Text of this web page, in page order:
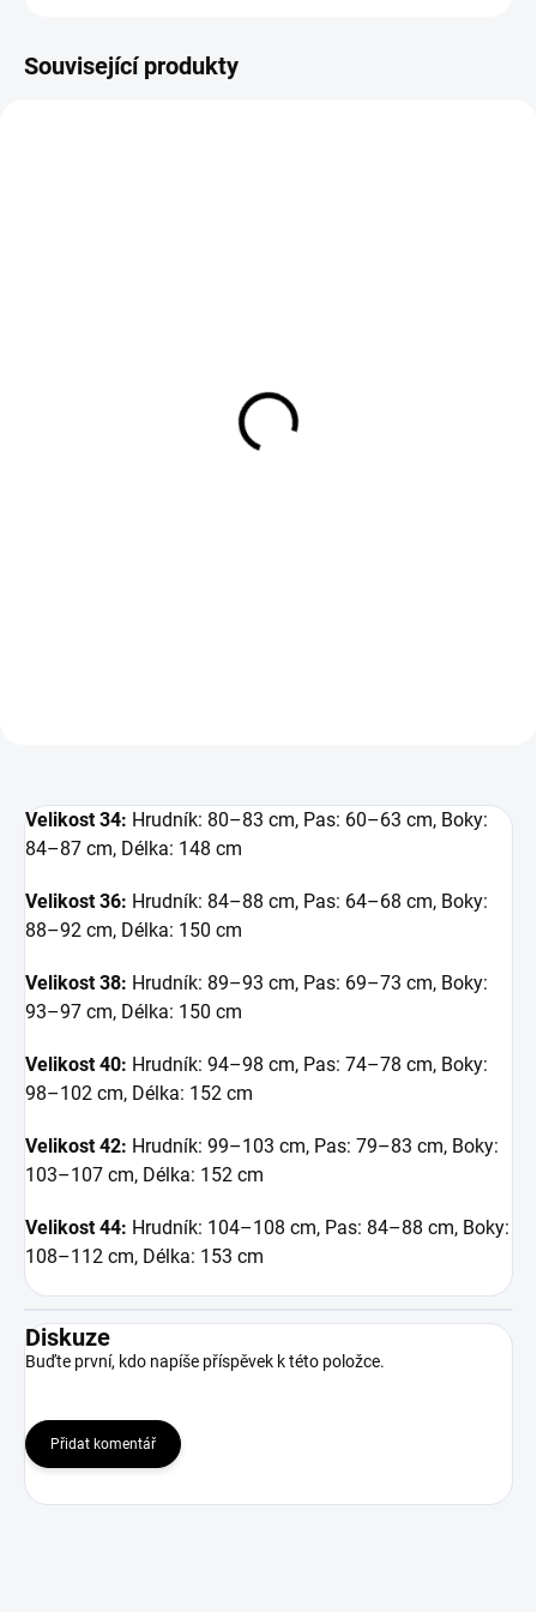
Související produkty
SKLADEM DO 3 DNŮ
Velikost 34: Hrudník: 80–83 cm, Pas: 60–63 cm, Boky:
84–87 cm, Délka: 148 cm
Velikost 36: Hrudník: 84–88 cm, Pas: 64–68 cm, Boky:
88–92 cm, Délka: 150 cm
Velikost 38: Hrudník: 89–93 cm, Pas: 69–73 cm, Boky:
93–97 cm, Délka: 150 cm
Velikost 40: Hrudník: 94–98 cm, Pas: 74–78 cm, Boky:
98–102 cm, Délka: 152 cm
Velikost 42: Hrudník: 99–103 cm, Pas: 79–83 cm, Boky:
103–107 cm, Délka: 152 cm
Velikost 44: Hrudník: 104–108 cm, Pas: 84–88 cm, Boky:
108–112 cm, Délka: 153 cm
Diskuze
Buďte první, kdo napíše příspěvek k této položce.
Přidat komentář